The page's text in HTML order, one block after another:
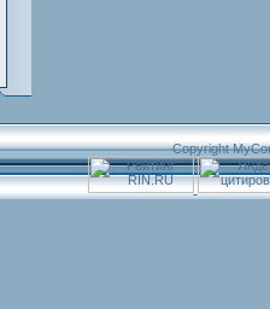
Copyright